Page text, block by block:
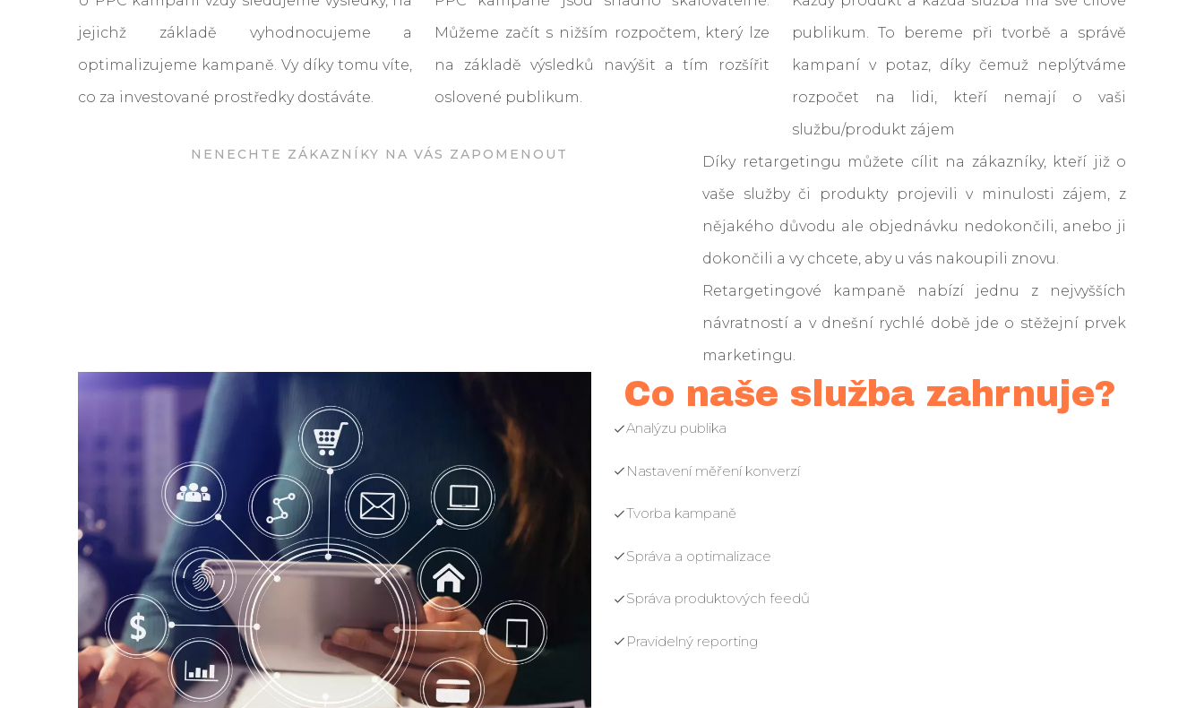
jejichž základě vyhodnocujeme a
optimalizujeme kampaně. Vy díky tomu víte,
co za investované prostředky dostáváte.
Můžeme začít s nižším rozpočtem, který lze
na základě výsledků navýšit a tím rozšířit
oslovené publikum.
publikum. To bereme při tvorbě a správě
kampaní v potaz, díky čemuž neplýtváme
rozpočet na lidi, kteří nemají o vaši
službu/produkt zájem
NENECHTE ZÁKAZNÍKY NA VÁS ZAPOMENOUT
Díky retargetingu můžete cílit na zákazníky, kteří již o
vaše služby či produkty projevili v minulosti zájem, z
nějakého důvodu ale objednávku nedokončili, anebo ji
dokončili a vy chcete, aby u vás nakoupili znovu.
Retargetingové kampaně nabízí jednu z nejvyšších
návratností a v dnešní rychlé době jde o stěžejní prvek
marketingu.
Co naše služba zahrnuje?
Analýzu publika
Nastavení měření konverzí
Tvorba kampaně
Správa a optimalizace
Správa produktových feedů
Pravidelný reporting